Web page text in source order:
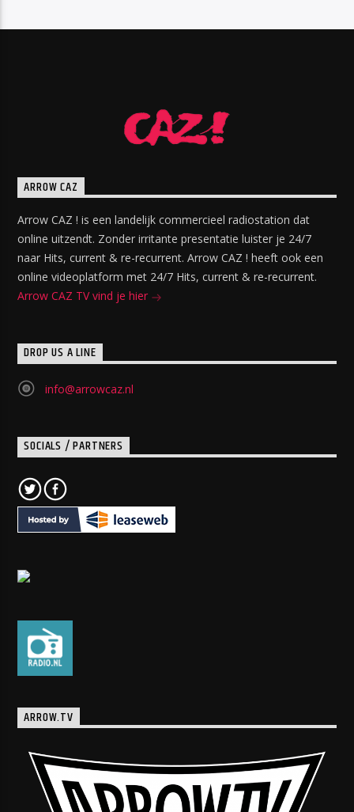
ARROW CAZ
Arrow CAZ ! is een landelijk commercieel radiostation dat
online uitzendt. Zonder irritante presentatie luister je 24/7
naar Hits, current & re-recurrent. Arrow CAZ ! heeft ook een
online videoplatform met 24/7 Hits, current & re-recurrent.
Arrow CAZ TV vind je hier
DROP US A LINE
info@arrowcaz.nl
SOCIALS / PARTNERS
ARROW.TV